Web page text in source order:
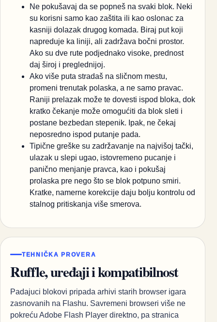
Ne pokušavaj da se popneš na svaki blok. Neki
su korisni samo kao zaštita ili kao oslonac za
kasniji dolazak drugog komada. Biraj put koji
napreduje ka liniji, ali zadržava bočni prostor.
Ako su dve rute podjednako visoke, prednost
daj široj i preglednijoj.
Ako više puta stradaš na sličnom mestu,
promeni trenutak polaska, a ne samo pravac.
Raniji prelazak može te dovesti ispod bloka, dok
kratko čekanje može omogućiti da blok sleti i
postane bezbedan stepenik. Ipak, ne čekaj
neposredno ispod putanje pada.
Tipične greške su zadržavanje na najvišoj tački,
ulazak u slepi ugao, istovremeno pucanje i
panično menjanje pravca, kao i pokušaj
prolaska pre nego što se blok potpuno smiri.
Kratke, namerne korekcije daju bolju kontrolu od
stalnog pritiskanja više smerova.
TEHNIČKA PROVERA
Ruffle, uređaji i kompatibilnost
Padajuci blokovi pripada arhivi starih browser igara
zasnovanih na Flashu. Savremeni browseri više ne
pokreću Adobe Flash Player direktno, pa stranica